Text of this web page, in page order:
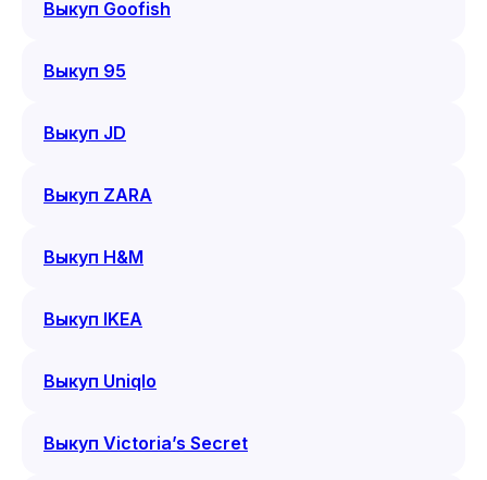
Выкуп Goofish
Выкуп 95
Выкуп JD
Выкуп ZARA
Выкуп H&M
Выкуп IKEA
Выкуп Uniqlo
Выкуп Victoria’s Secret